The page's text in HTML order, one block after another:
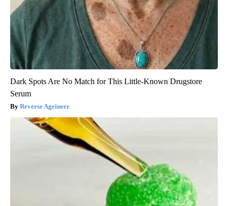
Dark Spots Are No Match for This Little-Known Drugstore
Serum
Reverse Ageineer